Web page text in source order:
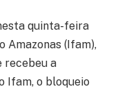
quinta-feira
Amazonas (Ifam),
recebeu a
Ifam, o bloqueio